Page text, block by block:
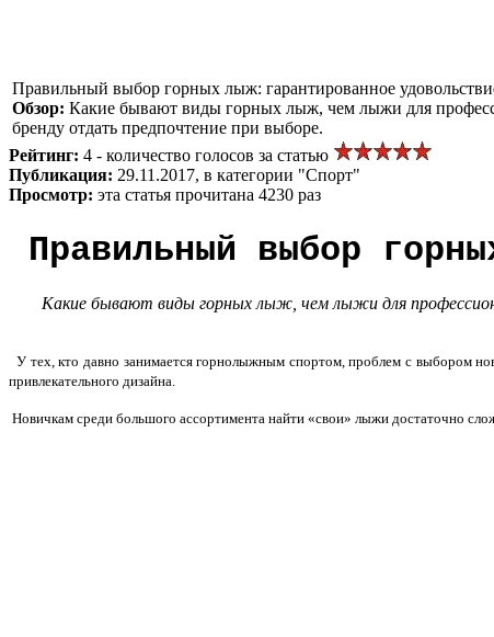
Правильный выбор горных лыж: гарантированное
Обзор: Какие бывают виды горных лыж, чем лыжи для
бренду отдать предпочтение при выборе.
Рейтинг: 4 - количество голосов за статью
Публикация: 29.11.2017, в категории "Спорт"
Просмотр: эта статья прочитана 4230 раз
Правильный выбор
Какие бывают виды горных лыж, чем лыжи для
У тех, кто давно занимается горнолыжным спортом, проблем с выбором
привлекательного дизайна.
Новичкам среди большого ассортимента найти «свои» лыжи достаточно